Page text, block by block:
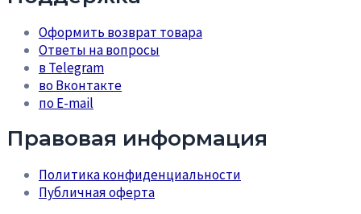
Оформить возврат товара
Ответы на вопросы
в Telegram
во Вконтакте
по E-mail
Правовая информация
Политика конфиденциальности
Публичная оферта